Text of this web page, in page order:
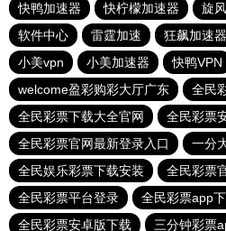
快鸭加速器
快柠檬加速器 旋
软件中心
雷霆加速 狂飙加速器
小美vpn
小美加速器
快鸭VPN
welcome盈彩购彩大厅广东
全民
全民彩票下载大全官网
全民彩票
全民彩票官网最新登录入口
一分
全民娱乐彩票下载安装
全民彩票
全民彩票平台登录
全民彩票app
全民彩票安卓版下载
三分钟彩票